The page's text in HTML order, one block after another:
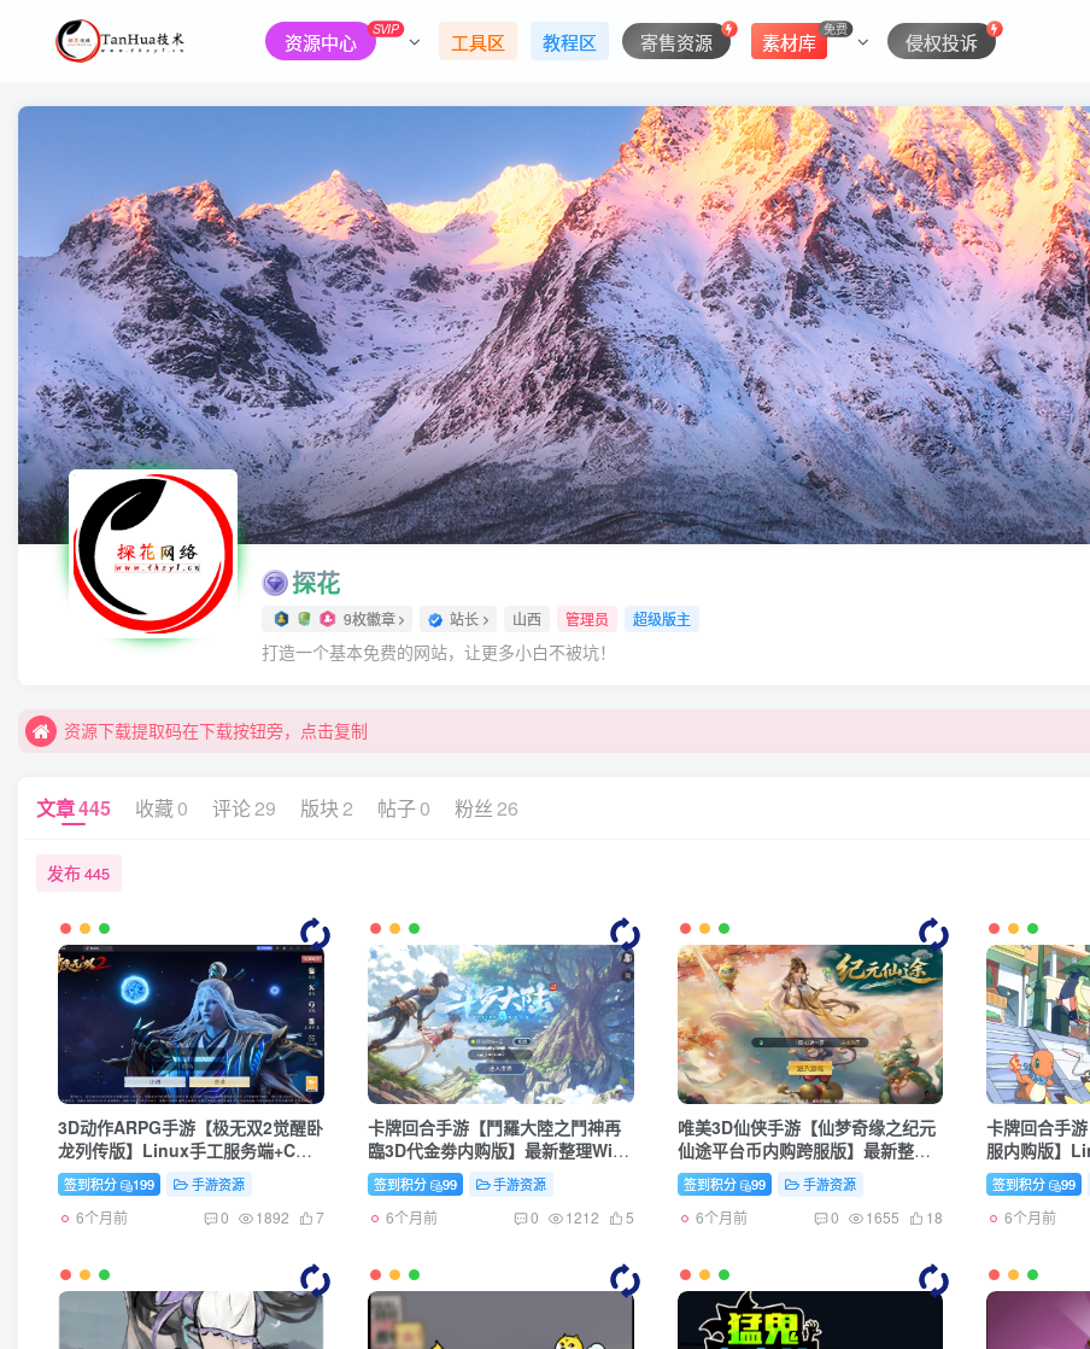
资源中心
SVIP
工具区 教程区 寄售资源 素材库
免费
侵权投诉
探花
9枚徽章 站长 山西 管理员 超级版主
打造一个基本免费的网站，让更多小白不被坑！
资源下载提取码在下载按钮旁，点击复制
文章445 收藏0 评论29 版块2 帖子0 粉丝26
发布445
3D动作ARPG手游【极无双2觉醒卧
龙列传版】Linux手工服务端+CDK
授权后台+热更APK+安卓苹果双端
+详细搭建教程
签到积分 199 手游资源
6个月前 0 1892 7
卡牌回合手游【鬥羅大陸之鬥神再
臨3D代金劵内购版】最新整理Win
系服务端+GM后台+安卓+详细搭建
教程+反编译工具
签到积分 99 手游资源
6个月前 0 1212 5
唯美3D仙侠手游【仙梦奇缘之纪元
仙途平台币内购跨服版】最新整理
Win系服务端+管理后台+GM授权后
台+商城后台+安卓+详细搭建教程
签到积分 99 手游资源
6个月前 0 1655 18
卡牌回合手
服内购版】
授权后台+自
建教程
签到积分 99
6个月前